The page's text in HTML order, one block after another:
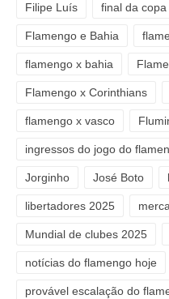
Filipe Luís final da
Flamengo e Bahia
flamengo x bahia
Flamengo x Corinthians
flamengo x vasco
ingressos do jogo do
Jorginho José Boto
libertadores 2025
Mundial de clubes 2025
notícias do flamengo hoje
provável escalação do